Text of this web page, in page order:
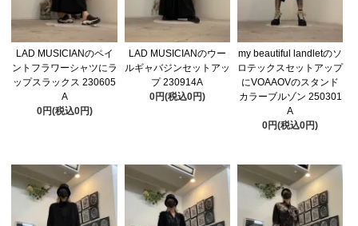
LAD MUSICIANのペイ
ントフラワーシャツにラ
ップスラックス 230605
A
0円(税込0円)
LAD MUSICIANのウー
ルギャバジンセットアッ
プ 230914A
0円(税込0円)
my beautiful landletのソ
ロテックスセットアップ
にVOAAOVのスタンド
カラーブルゾン 250301
A
0円(税込0円)